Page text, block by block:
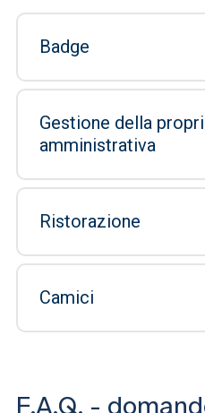
Badge
Gestione della
amministrativa
Ristorazione
Camici
F.A.Q. -